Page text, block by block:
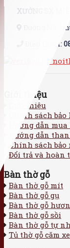
XƯỞNG SX
Đường N3,
Điện thoại:
Giới thiệu
Giới thiệu
Chính sách
Hướng dẫn
Hướng dẫn
Chính sách bảo
Đổi trả và hoàn
Bàn thờ gỗ
Bàn thờ gỗ mít
Bàn thờ gỗ gụ
Bàn thờ gỗ
Bàn thờ gỗ sồi
Bàn thờ gỗ tự
Tủ thờ gỗ căm xe